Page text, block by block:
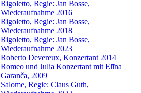
Rigoletto, Regie: Jan Bosse,
Wiederaufnahme 2016
Rigoletto, Regie: Jan Bosse,
Wiederaufnahme 2018
Rigoletto, Regie: Jan Bosse,
Wiederaufnahme 2023
Roberto Devereux, Konzertant 2014
Romeo und Julia Konzertant mit Elīna
Garanča, 2009
Salome, Regie: Claus Guth,